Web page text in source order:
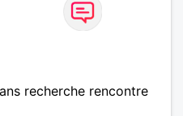
recherche rencontre